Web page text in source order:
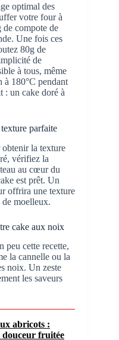
optimal des
votre four à
de compote de
Une fois ces
80g de
de
à tous, même
à 180°C pendant
: un cake doré à
parfaite
la texture
vérifiez la
au cœur du
est prêt. Un
offrira une texture
de moelleux.
cake aux noix
peu cette recette,
la cannelle ou la
noix. Un zeste
les saveurs
abricots :
douceur fruitée